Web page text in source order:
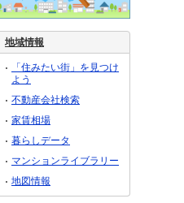
地域情報
「住みたい街」を見つけ
よう
不動産会社検索
家賃相場
暮らしデータ
マンションライブラリー
地図情報